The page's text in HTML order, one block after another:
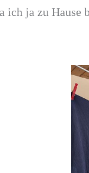
ich ja zu Hause